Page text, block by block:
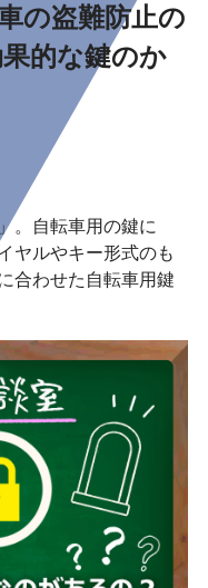
の盗難防止の
的な鍵のか
。自転車用の鍵に
ヤルやキー形式のも
合わせた自転車用鍵